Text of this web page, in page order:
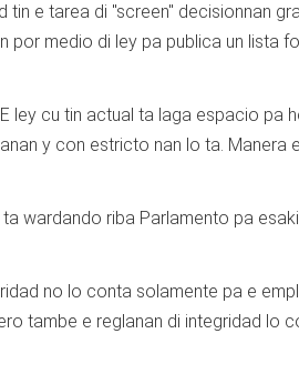
tin e tarea di "screen" decisionnan
medio di ley pa publica un lista
ley cu tin actual ta laga espacio pa
y con estricto nan lo ta. Manera
wardando riba Parlamento pa
no lo conta solamente pa e
tambe e reglanan di integridad lo